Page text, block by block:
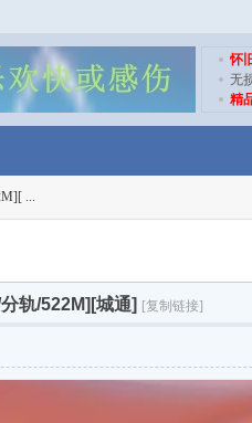
怀
无
精
...
轨/522M][城通] [复制链接]